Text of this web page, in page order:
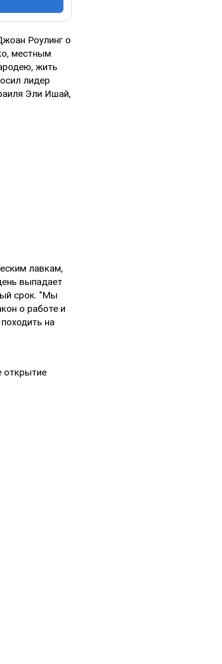
Роулинг о
местным
жить
лидер
Эли Ишай,
лавкам,
выпадает
срок. "Мы
о работе и
на
открытие